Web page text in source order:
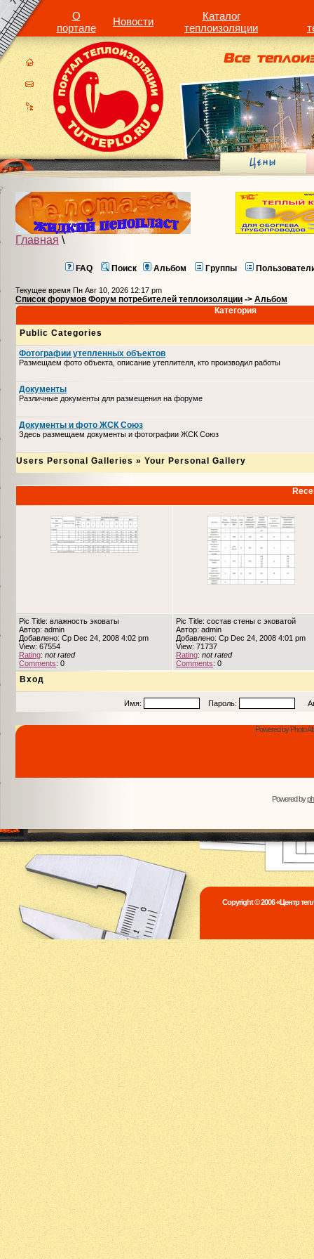
О
портале
Новости
Каталог
теплоизоляции
Главная \
FAQ Поиск Альбом Группы
Текущее время Пн Авг 10, 2026 12:17 pm
Список форумов Форум потребителей теплоизоляции -> Альбом
Категория
Public Categories
Фотографии утепленных объектов
Размещаем фото объекта, описание утеплителя, кто производил работы
Документы
Различные документы для размещения на форуме
Документы и фото ЖСК Союз
Здесь размещаем документы и фотографии ЖСК Союз
Users Personal Galleries » Your Personal Gallery
Pic Title: влажность эковаты
Автор: admin
Добавлено: Ср Dec 24, 2008 4:02 pm
View: 67554
Rating: not rated
Comments: 0
Pic Title: состав стены с эковатой
Автор: admin
Добавлено: Ср Dec 24, 2008 4:01 pm
View: 71737
Rating: not rated
Comments: 0
Вход
Имя: Пароль:
Powered by Photo
Powered by
Copyright © 2006 «Центр